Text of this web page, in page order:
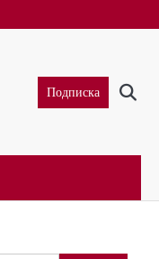
Подписка